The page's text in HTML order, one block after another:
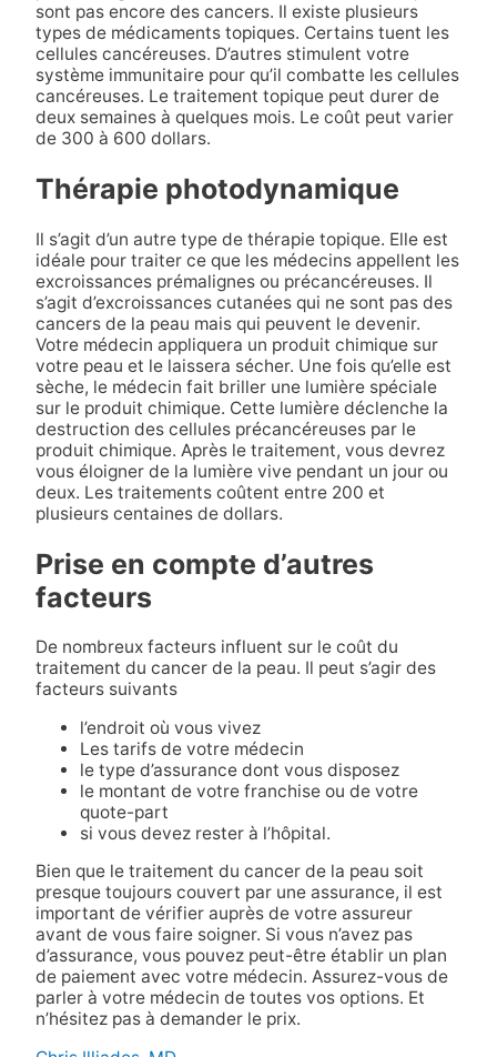
sont pas encore des cancers. Il existe plusieurs
types de médicaments topiques. Certains tuent les
cellules cancéreuses. D’autres stimulent votre
système immunitaire pour qu’il combatte les cellules
cancéreuses. Le traitement topique peut durer de
deux semaines à quelques mois. Le coût peut varier
de 300 à 600 dollars.
Thérapie photodynamique
Il s’agit d’un autre type de thérapie topique. Elle est
idéale pour traiter ce que les médecins appellent les
excroissances prémalignes ou précancéreuses. Il
s’agit d’excroissances cutanées qui ne sont pas des
cancers de la peau mais qui peuvent le devenir.
Votre médecin appliquera un produit chimique sur
votre peau et le laissera sécher. Une fois qu’elle est
sèche, le médecin fait briller une lumière spéciale
sur le produit chimique. Cette lumière déclenche la
destruction des cellules précancéreuses par le
produit chimique. Après le traitement, vous devrez
vous éloigner de la lumière vive pendant un jour ou
deux. Les traitements coûtent entre 200 et
plusieurs centaines de dollars.
Prise en compte d’autres
facteurs
De nombreux facteurs influent sur le coût du
traitement du cancer de la peau. Il peut s’agir des
facteurs suivants
l’endroit où vous vivez
Les tarifs de votre médecin
le type d’assurance dont vous disposez
le montant de votre franchise ou de votre
quote-part
si vous devez rester à l’hôpital.
Bien que le traitement du cancer de la peau soit
presque toujours couvert par une assurance, il est
important de vérifier auprès de votre assureur
avant de vous faire soigner. Si vous n’avez pas
d’assurance, vous pouvez peut-être établir un plan
de paiement avec votre médecin. Assurez-vous de
parler à votre médecin de toutes vos options. Et
n’hésitez pas à demander le prix.